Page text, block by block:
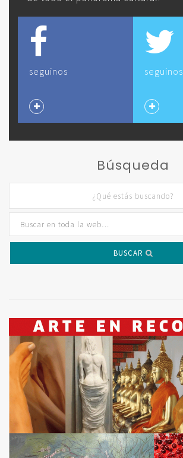
seguinos seguinos
Búsqueda
BUSCAR